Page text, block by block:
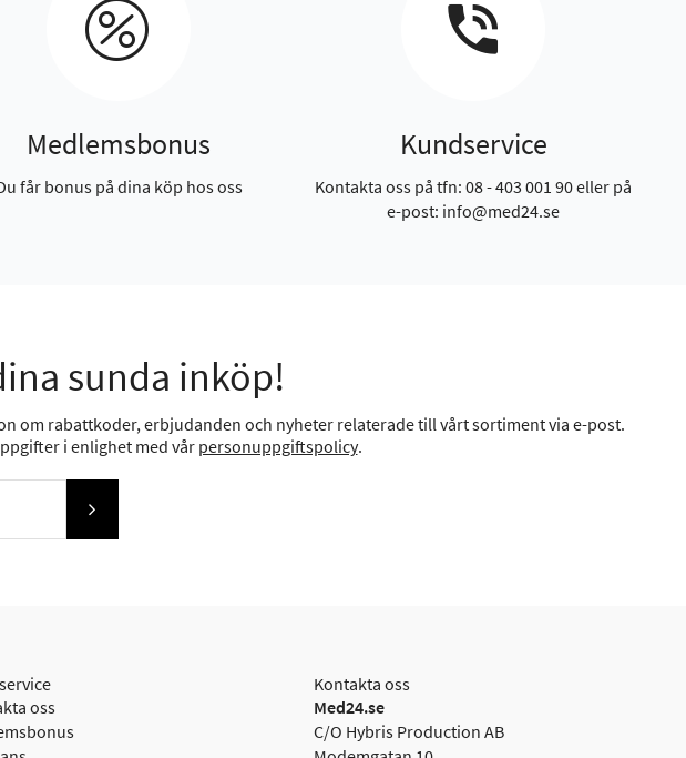
Medlemsbonus
får bonus på dina köp hos oss
Kundservice
Kontakta oss på tfn: 08 - 403 001 90 eller på
e-post: info@med24.se
sunda inköp!
om rabattkoder, erbjudanden och nyheter relaterade till vårt sortiment via e-post.
i enlighet med vår personuppgiftspolicy.
oss
Kontakta oss
Med24.se
C/O Hybris Production AB